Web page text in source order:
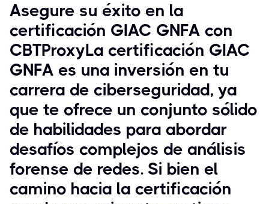
Asegure su éxito en la
certificación GIAC GNFA con
CBTProxyLa certificación GIAC
GNFA es una inversión en tu
carrera de ciberseguridad, ya
que te ofrece un conjunto sólido
de habilidades para abordar
desafíos complejos de análisis
forense de redes. Si bien el
camino hacia la certificación